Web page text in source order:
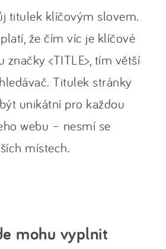
titulek klíčovým slovem.
že čím víc je klíčové
značky <TITLE>, tím větší
Titulek stránky
unikátní pro každou
webu – nesmí se
místech.
mohu vyplnit